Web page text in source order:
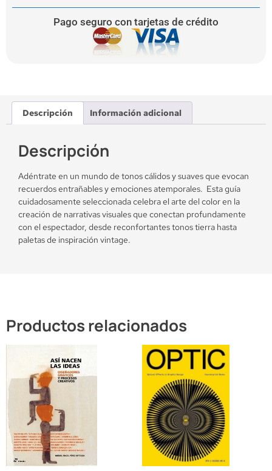
Pago seguro con tarjetas de crédito
Descripción Información adicional
Descripción
Adéntrate en un mundo de tonos cálidos y suaves que evocan
recuerdos entrañables y emociones atemporales. Esta guía
cuidadosamente seleccionada celebra el arte del color en la
creación de narrativas visuales que conectan profundamente
con el espectador, desde reconfortantes tonos tierra hasta
paletas de inspiración vintage.
Productos relacionados